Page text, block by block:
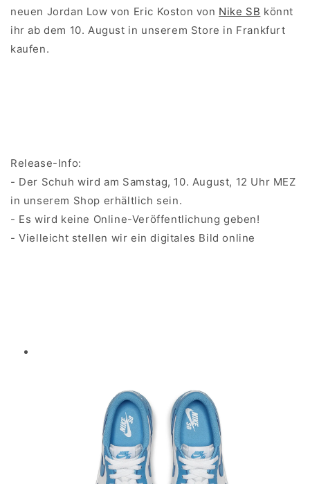
neuen Jordan Low von Eric Koston von Nike SB könnt
ihr ab dem 10. August in unserem Store in Frankfurt
kaufen.
Release-Info:
- Der Schuh wird am Samstag, 10. August, 12 Uhr MEZ
in unserem Shop erhältlich sein.
- Es wird keine Online-Veröffentlichung geben!
- Vielleicht stellen wir ein digitales Bild online